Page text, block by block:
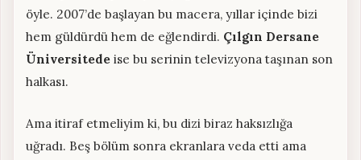
öyle. 2007’de başlayan bu macera, yıllar içinde bizi
hem güldürdü hem de eğlendirdi. Çılgın Dersane
Üniversitede ise bu serinin televizyona taşınan son
halkası.
Ama itiraf etmeliyim ki, bu dizi biraz haksızlığa
uğradı. Beş bölüm sonra ekranlara veda etti ama